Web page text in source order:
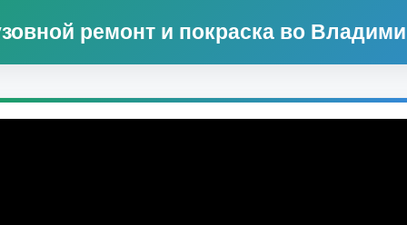
ремонт и покраска во